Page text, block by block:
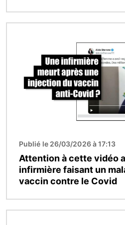
Publié le 26/03/2026 à 17:13
Attention à cette vidéo
infirmière faisant un
vaccin contre le Covid